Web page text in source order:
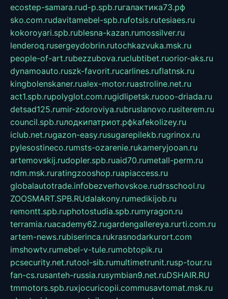
ecostep-samara.rud-p.spb.ruгалактика73.рф
sko.com.rudavitamebel-spb.rufotsis.rutesiaes.ru
kokoroyari.spb.rublesna-kazan.rumossilver.ru
lenderoq.rusergeydobrin.rutochkazvuka.msk.ru
people-of-art.rubezzubova.ruclubtibet.ruorior-aks.ru
dynamoauto.ruszk-favorit.rucarlines.ruflatnsk.ru
kingbolenskaner.rualex-motor.ruastroline.net.ru
act1.spb.rupolyglot.com.rugidlipetsk.ruooo-driada.ru
detsad125.rumir-zdoroviya.rubruslanovo.rusiterem.ru
council.spb.ruлодкипатриот.рфkafekolizey.ru
iclub.net.rugazon-easy.rusugarepilekb.rugrinox.ru
pylesostineco.rumsts-ozarenie.rukameryjooan.ru
artemovskij.rudopler.spb.ruaid70.rumetall-perm.ru
ndm.msk.ruratingzooshop.ruapiaccess.ru
globalautotrade.infobezverhovskoe.rudrsschool.ru
ZOOSMART.SPB.RUdalakony.rumedikijob.ru
remontt.spb.ruphotostudia.spb.rumyragon.ru
terramia.ruacademy62.rugardengallereya.rurti.com.ru
artem-news.rubiserinca.rukrasnodarkurort.com
imshowtv.rumebel-v-tule.rumobtopik.ru
pcsecurity.net.rutool-sib.rumultimetrunit.rusp-tour.ru
fan-cs.rusanteh-russia.rusymbian9.net.ruDSHAIR.RU
tmmotors.spb.ruxjocuricopii.commusavtomat.msk.ru